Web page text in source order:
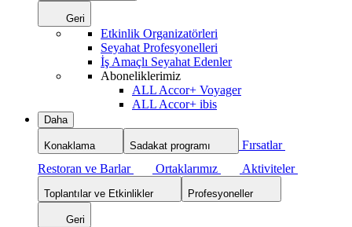
Geri
Etkinlik Organizatörleri
Seyahat Profesyonelleri
İş Amaçlı Seyahat Edenler
Aboneliklerimiz
ALL Accor+ Voyager
ALL Accor+ ibis
Daha
Konaklama Sadakat programı
Fırsatlar
Restoran ve Barlar
Ortaklarımız Aktiviteler
Toplantılar ve Etkinlikler Profesyoneller
Geri